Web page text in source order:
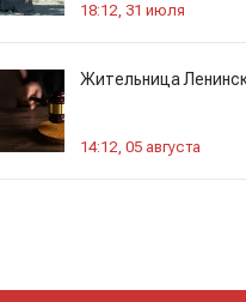
18:12, 31 июля
Жительница
14:12, 05 августа